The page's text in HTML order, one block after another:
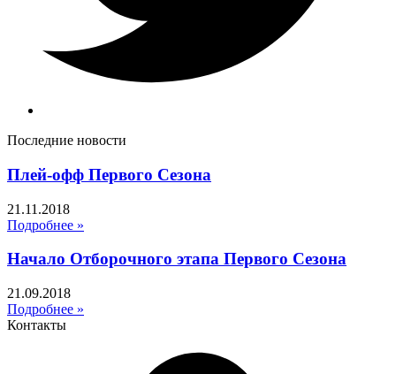
Последние новости
Плей-офф Первого Сезона
21.11.2018
Подробнее »
Начало Отборочного этапа Первого Сезона
21.09.2018
Подробнее »
Контакты